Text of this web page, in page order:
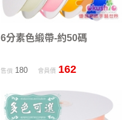
6分素色緞帶-約50碼
售價 180 會員價 162